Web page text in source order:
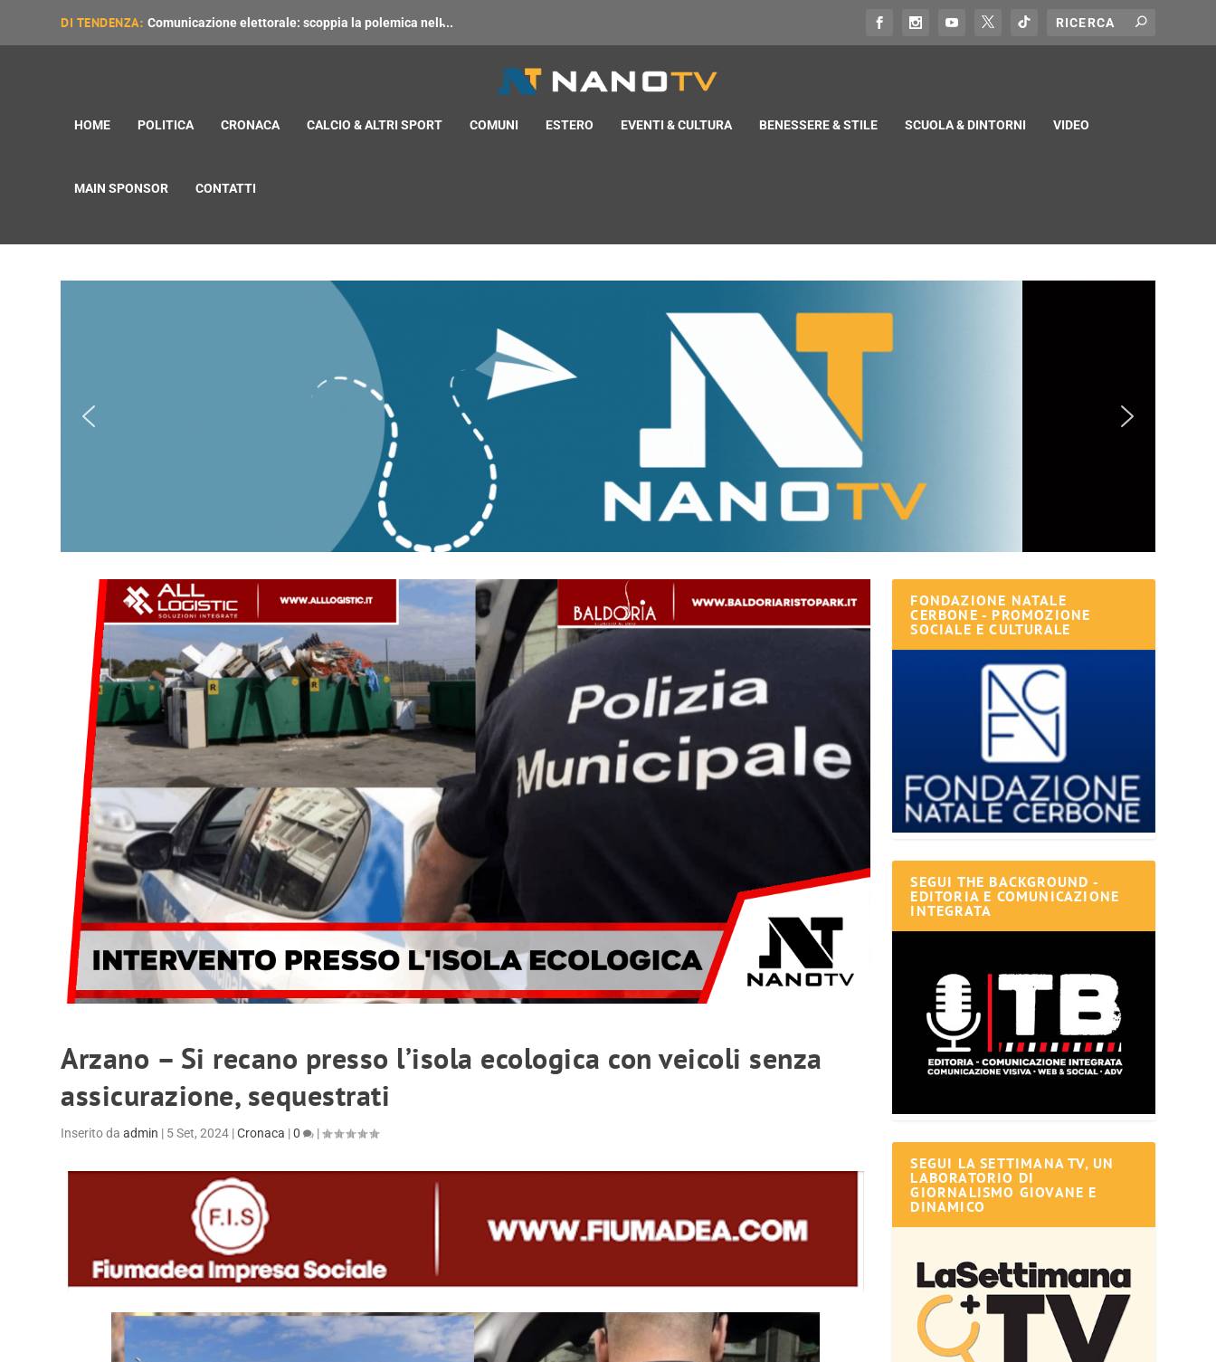
DI TENDENZA: Comunicazione elettorale: scoppia la polemica nell̵...
HOME POLITICA CRONACA CALCIO & ALTRI SPORT COMUNI ESTERO EVENTI & CULTURA BENESSERE & STILE SCUOLA & DINTORNI VIDEO
MAIN SPONSOR CONTATTI
Arzano – Si recano presso l’isola ecologica con veicoli senza
assicurazione, sequestrati
Inserito daadmin | 5 Set, 2024 |Cronaca |0 |
FONDAZIONE NATALE
CERBONE - PROMOZIONE
SOCIALE E CULTURALE
SEGUI THE BACKGROUND -
EDITORIA E COMUNICAZIONE
INTEGRATA
SEGUI LA SETTIMANA TV, UN
LABORATORIO DI
GIORNALISMO GIOVANE E
DINAMICO